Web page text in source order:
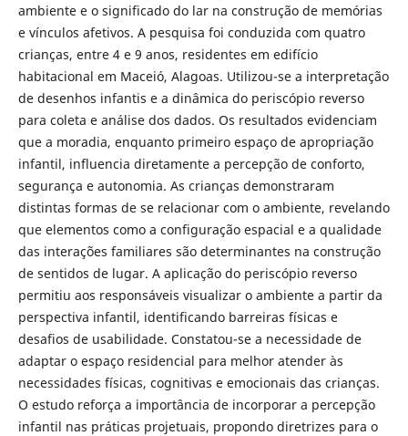
ambiente e o significado do lar na construção de memórias
e vínculos afetivos. A pesquisa foi conduzida com quatro
crianças, entre 4 e 9 anos, residentes em edifício
habitacional em Maceió, Alagoas. Utilizou-se a interpretação
de desenhos infantis e a dinâmica do periscópio reverso
para coleta e análise dos dados. Os resultados evidenciam
que a moradia, enquanto primeiro espaço de apropriação
infantil, influencia diretamente a percepção de conforto,
segurança e autonomia. As crianças demonstraram
distintas formas de se relacionar com o ambiente, revelando
que elementos como a configuração espacial e a qualidade
das interações familiares são determinantes na construção
de sentidos de lugar. A aplicação do periscópio reverso
permitiu aos responsáveis visualizar o ambiente a partir da
perspectiva infantil, identificando barreiras físicas e
desafios de usabilidade. Constatou-se a necessidade de
adaptar o espaço residencial para melhor atender às
necessidades físicas, cognitivas e emocionais das crianças.
O estudo reforça a importância de incorporar a percepção
infantil nas práticas projetuais, propondo diretrizes para o